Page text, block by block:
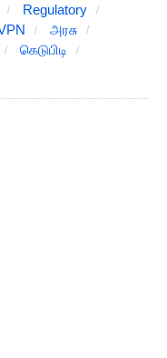
Regulatory
அரசு
கெடுபிடி